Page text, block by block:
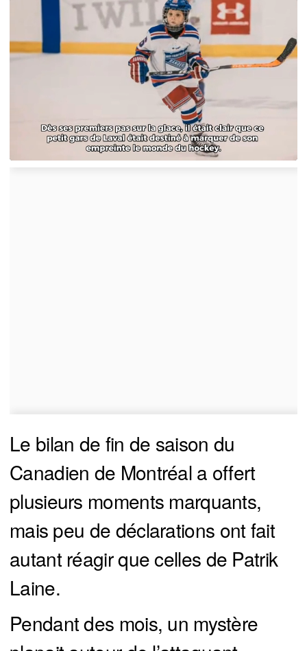
Le bilan de fin de saison du
Canadien de Montréal a offert
plusieurs moments marquants,
mais peu de déclarations ont fait
autant réagir que celles de Patrik
Laine.
Pendant des mois, un mystère